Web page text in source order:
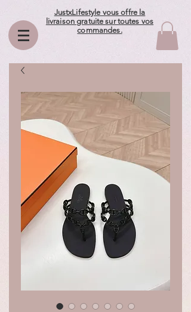
JustxLifestyle vous offre la
livraison gratuite sur toutes vos
commandes.